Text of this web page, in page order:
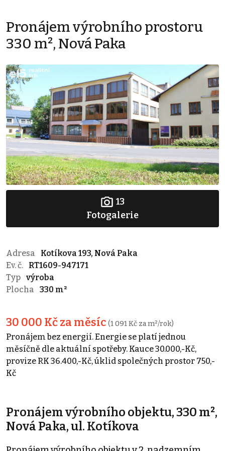
Pronájem výrobního prostoru
330 m², Nová Paka
13
Fotogalerie
Adresa
Kotíkova 193, Nová Paka
Ev. č.
RT1609-947171
Typ výroba
Plocha
330 m²
30 000 Kč za měsíc (1 091 Kč za m²/rok)
Pronájem bez energií. Energie se platí jednou
měsíčně dle aktuální spotřeby. Kauce 30.000,-Kč,
provize RK 36.400,-Kč, úklid společných prostor 750,-
Kč
Pronájem výrobního objektu, 330 m²,
Nová Paka, ul. Kotíkova